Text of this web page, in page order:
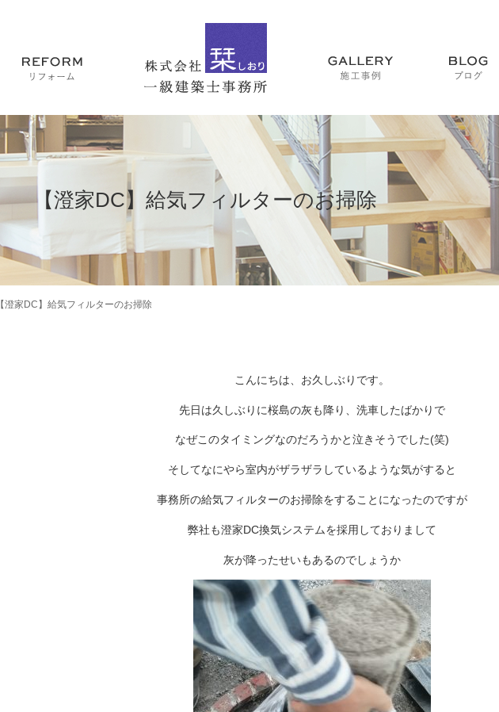
【澄家DC】給気フィルターのお掃除
【澄家DC】給気フィルターのお掃除
こんにちは、お久しぶりです。
先日は久しぶりに桜島の灰も降り、洗車したばかりで
なぜこのタイミングなのだろうかと泣きそうでした(笑)
そしてなにやら室内がザラザラしているような気がすると
事務所の給気フィルターのお掃除をすることになったのですが
弊社も澄家DC換気システムを採用しておりまして
灰が降ったせいもあるのでしょうか